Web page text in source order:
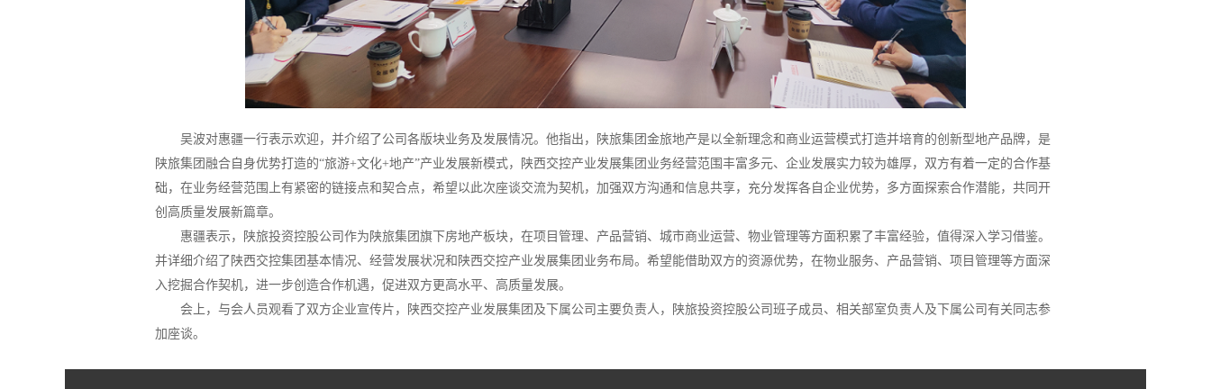
吴波对惠疆一行表示欢迎，并介绍了公司各版块业务及发展情况。他指出，陕旅集团金旅地产是以全新理念和商业运营模式打造并培育的创新型地产品牌，是
陕旅集团融合自身优势打造的“旅游+文化+地产”产业发展新模式，陕西交控产业发展集团业务经营范围丰富多元、企业发展实力较为雄厚，双方有着一定的合作基
础，在业务经营范围上有紧密的链接点和契合点，希望以此次座谈交流为契机，加强双方沟通和信息共享，充分发挥各自企业优势，多方面探索合作潜能，共同开
创高质量发展新篇章。
惠疆表示，陕旅投资控股公司作为陕旅集团旗下房地产板块，在项目管理、产品营销、城市商业运营、物业管理等方面积累了丰富经验，值得深入学习借鉴。
并详细介绍了陕西交控集团基本情况、经营发展状况和陕西交控产业发展集团业务布局。希望能借助双方的资源优势，在物业服务、产品营销、项目管理等方面深
入挖掘合作契机，进一步创造合作机遇，促进双方更高水平、高质量发展。
会上，与会人员观看了双方企业宣传片，陕西交控产业发展集团及下属公司主要负责人，陕旅投资控股公司班子成员、相关部室负责人及下属公司有关同志参
加座谈。